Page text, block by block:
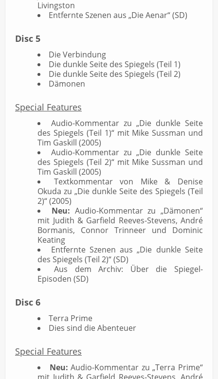
Livingston
Entfernte Szenen aus „Die Aenar“ (SD)
Disc 5
Die Verbindung
Die dunkle Seite des Spiegels (Teil 1)
Die dunkle Seite des Spiegels (Teil 2)
Dämonen
Special Features
Audio-Kommentar zu „Die dunkle Seite
des Spiegels (Teil 1)“ mit Mike Sussman und
Tim Gaskill (2005)
Audio-Kommentar zu „Die dunkle Seite
des Spiegels (Teil 2)“ mit Mike Sussman und
Tim Gaskill (2005)
Textkommentar von Mike & Denise
Okuda zu „Die dunkle Seite des Spiegels (Teil
2)“ (2005)
Neu: Audio-Kommentar zu „Dämonen“
mit Judith & Garfield Reeves-Stevens, André
Bormanis, Connor Trinneer und Dominic
Keating
Entfernte Szenen aus „Die dunkle Seite
des Spiegels (Teil 2)“ (SD)
Aus dem Archiv: Über die Spiegel-
Episoden (SD)
Disc 6
Terra Prime
Dies sind die Abenteuer
Special Features
Neu: Audio-Kommentar zu „Terra Prime“